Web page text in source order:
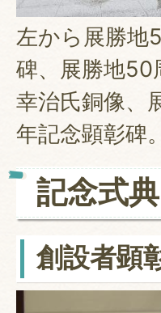
左から展勝地
碑、展勝地50
幸治氏銅像、
年記念顕彰碑。
記念式典
創設者顕